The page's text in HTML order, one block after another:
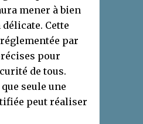
mener à bien
Cette
par
pour
de tous.
seule une
peut réaliser